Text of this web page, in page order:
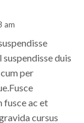
am
duis
per
fusce ac et
cursus